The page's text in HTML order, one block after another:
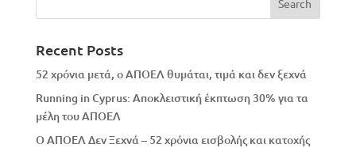
Recent Posts
52 χρόνια μετά, ο ΑΠΟΕΛ θυμάται, τιμά και δεν ξεχνά
Running in Cyprus: Αποκλειστική έκπτωση 30% για τα
μέλη του ΑΠΟΕΛ
Ο ΑΠΟΕΛ Δεν Ξεχνά – 52 χρόνια εισβολής και κατοχής